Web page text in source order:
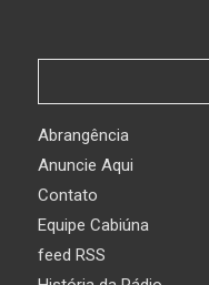
Abrangência
Anuncie Aqui
Contato
Equipe Cabiúna
feed RSS